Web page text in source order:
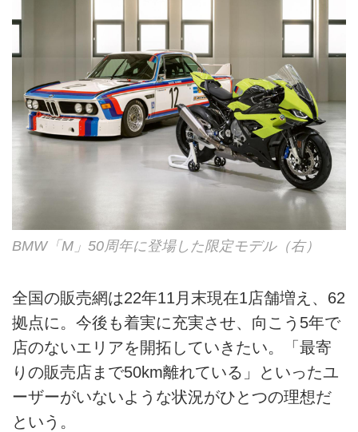
BMW「M」50周年に登場した限定モデル（右）
全国の販売網は22年11月末現在1店舗増え、62
拠点に。今後も着実に充実させ、向こう5年で
店のないエリアを開拓していきたい。「最寄
りの販売店まで50km離れている」といったユ
ーザーがいないような状況がひとつの理想だ
という。